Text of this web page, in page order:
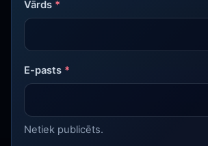
Vārds *
E-pasts *
Netiek publicēts.